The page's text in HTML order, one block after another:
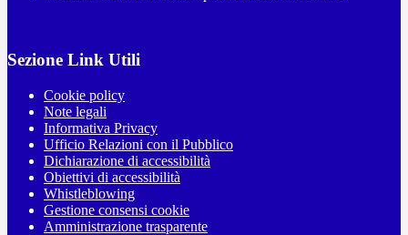
Sezione Link Utili
Cookie policy
Note legali
Informativa Privacy
Ufficio Relazioni con il Pubblico
Dichiarazione di accessibilità
Obiettivi di accessibilità
Whistleblowing
Gestione consensi cookie
Amministrazione trasparente